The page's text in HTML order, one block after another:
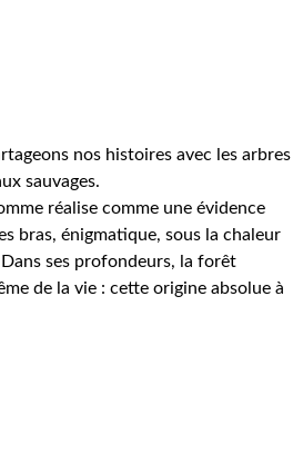
nos histoires avec les arbres
sauvages.
réalise comme une évidence
bras, énigmatique, sous la chaleur
ses profondeurs, la forêt
de la vie : cette origine absolue à